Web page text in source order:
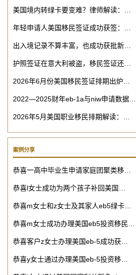
美国境内转绿卡要变难？律师解读：…
年轻申请人美国移民签证成功获签：…
出入境记录不算丰富，也成功获批新…
护照签证在意大利被盗，移民签证还…
2026年6月份美国移民签证排期出炉…
2022—2025财年eb-1a与niw申请数据…
2026年5月美国职业移民排期解读：…
案例分享
恭喜一高中毕业生申请家庭团聚类移…
恭喜l女士成功为两个孩子补回美国…
恭喜m女士和z女士及其家人eb5绿卡…
恭喜m女士成功办理美国eb5投资移民…
恭喜客户z女士办理美国eb-5成功获…
恭喜y女士通过办理美国eb-5投资移…